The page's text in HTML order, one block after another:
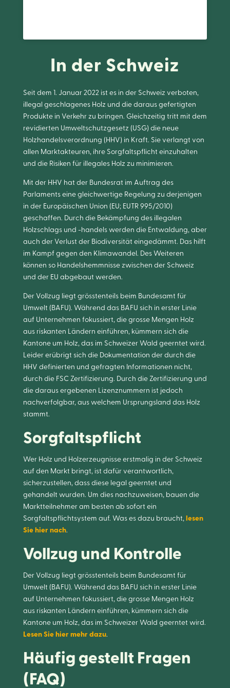
In der Schweiz
Seit dem 1. Januar 2022 ist es in der Schweiz verboten,
illegal geschlagenes Holz und die daraus gefertigten
Produkte in Verkehr zu bringen. Gleichzeitig tritt mit dem
revidierten Umweltschutzgesetz (USG) die neue
Holzhandelsverordnung (HHV) in Kraft. Sie verlangt von
allen Marktakteuren, ihre Sorgfaltspflicht einzuhalten
und die Risiken für illegales Holz zu minimieren.
Mit der HHV hat der Bundesrat im Auftrag des
Parlaments eine gleichwertige Regelung zu derjenigen
in der Europäischen Union (EU; EUTR 995/2010)
geschaffen. Durch die Bekämpfung des illegalen
Holzschlags und -handels werden die Entwaldung, aber
auch der Verlust der Biodiversität eingedämmt. Das hilft
im Kampf gegen den Klimawandel. Des Weiteren
können so Handelshemmnisse zwischen der Schweiz
und der EU abgebaut werden.
Der Vollzug liegt grösstenteils beim Bundesamt für
Umwelt (BAFU). Während das BAFU sich in erster Linie
auf Unternehmen fokussiert, die grosse Mengen Holz
aus riskanten Ländern einführen, kümmern sich die
Kantone um Holz, das im Schweizer Wald geerntet wird.
Leider erübrigt sich die Dokumentation der durch die
HHV definierten und gefragten Informationen nicht,
durch die FSC Zertifizierung. Durch die Zertifizierung und
die daraus ergebenen Lizenznummern ist jedoch
nachverfolgbar, aus welchem Ursprungsland das Holz
stammt.
Sorgfaltspflicht
Wer Holz und Holzerzeugnisse erstmalig in der Schweiz
auf den Markt bringt, ist dafür verantwortlich,
sicherzustellen, dass diese legal geerntet und
gehandelt wurden. Um dies nachzuweisen, bauen die
Marktteilnehmer am besten ab sofort ein
Sorgfaltspflichtsystem auf. Was es dazu braucht, lesen
Sie hier nach.
Vollzug und Kontrolle
Der Vollzug liegt grösstenteils beim Bundesamt für
Umwelt (BAFU). Während das BAFU sich in erster Linie
auf Unternehmen fokussiert, die grosse Mengen Holz
aus riskanten Ländern einführen, kümmern sich die
Kantone um Holz, das im Schweizer Wald geerntet wird.
Lesen Sie hier mehr dazu.
Häufig gestellt Fragen
(FAQ)